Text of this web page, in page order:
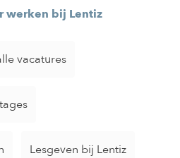
werken bij Lentiz
vacatures
Lesgeven bij Lentiz